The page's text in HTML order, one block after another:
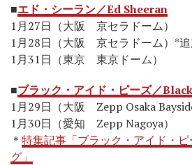
■エド・シーラン／Ed Sheeran
1月27日（大阪 京セラドーム）
1月28日（大阪 京セラドーム）*
1月31日（東京 東京ドーム）
■ブラック・アイド・ピーズ／
1月29日（大阪 Zepp Osaka
1月30日（愛知 Zepp Nagoya）
＊ 特集記事「ブラック・アイド・
グ」